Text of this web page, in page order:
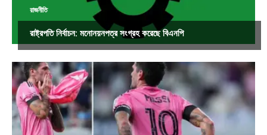
রাজনীতি
রাষ্ট্রপতি নির্বাচন: মনোনয়নপত্র সংগ্রহ করেছে বিএনপি